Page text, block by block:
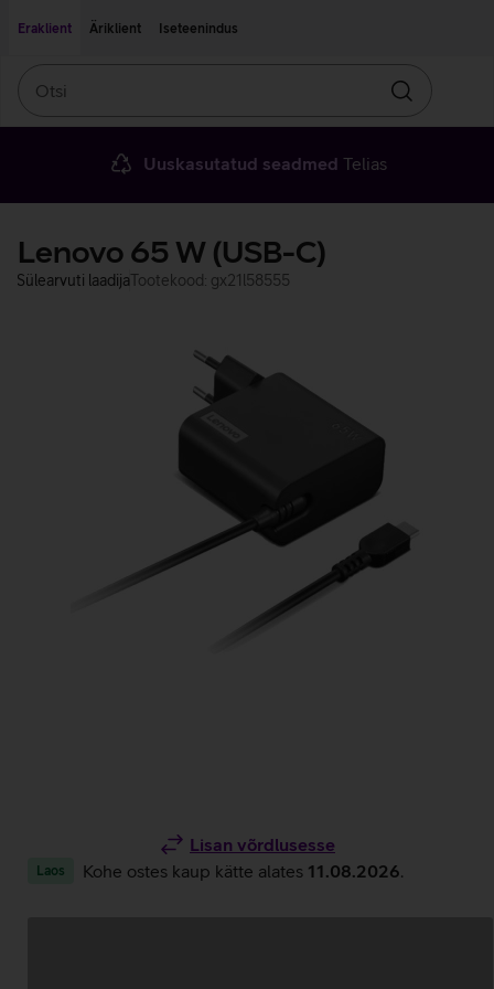
Eraklient
Äriklient Iseteenindus
Otsin
Uuskasutatud seadmed Telias
Lenovo 65 W (USB-C)
Sülearvuti laadijaTootekood: gx21l58555
Lisan võrdlusesse
Laos Kohe ostes kaup kätte alates 11.08.2026